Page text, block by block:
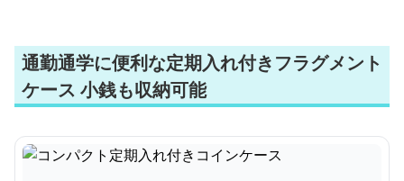
通勤通学に便利な定期入れ付きフラグメント
ケース 小銭も収納可能